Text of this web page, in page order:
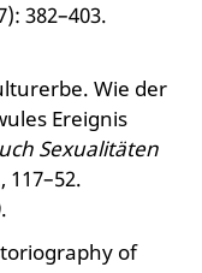
382–403.
Wie der
Ereignis
Sexualitäten
of